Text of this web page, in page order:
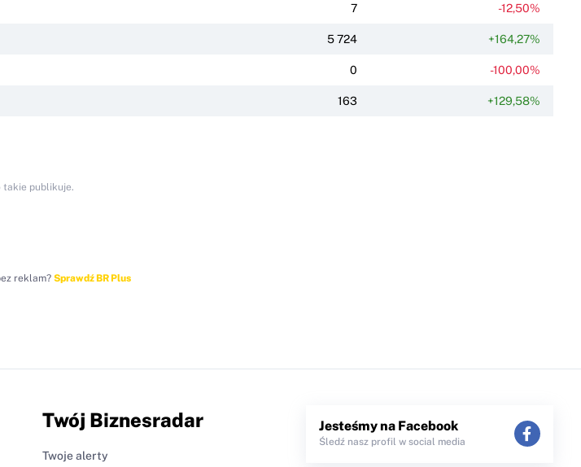
7 -12,50%
5 724 +164,27%
0 -100,00%
163 +129,58%
takie publikuje.
reklam? Sprawdź BR Plus
Twój Biznesradar
Twoje alerty
Jesteśmy na Facebook
Śledź nasz profil w social media